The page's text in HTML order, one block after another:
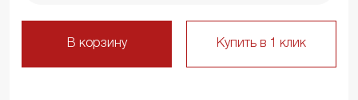
В корзину Купить в 1 клик